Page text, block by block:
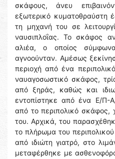
σκάφους, άνευ
εξωτερικό κυματοθραύστη
τη μηχανή του σε
ναυσιπλοΐας. Το σκάφος
αλιέα, ο οποίος
αγνοούνταν. Αμέσως
περιοχή από ένα
ναυαγοσωστικό σκάφος,
από ξηράς, καθώς και
εντοπίστηκε από ένα Ε/Π-
από το περιπολικό σκάφος,
του. Αρχικά, του
το πλήρωμα του
από ιδιώτη γιατρό, στο
μεταφέρθηκε με